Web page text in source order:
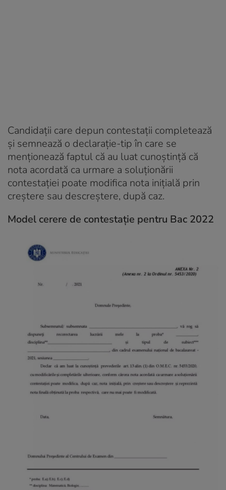
Candidații care depun contestații completează
și semnează o declarație-tip în care se
menționează faptul că au luat cunoștință că
nota acordată ca urmare a soluționării
contestației poate modifica nota inițială prin
creștere sau descreștere, după caz.
Model cerere de contestație pentru Bac 2022